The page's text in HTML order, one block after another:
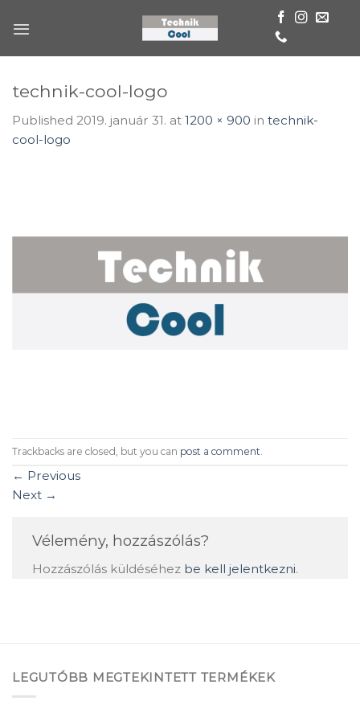
technik-cool-logo
Published 2019. január 31. at 1200 × 900 in technik-
cool-logo
Trackbacks are closed, but you can post a comment
← Previous
Next →
Vélemény, hozzászólás?
Hozzászólás küldéséhez be kell jelentkezni.
LEGUTÓBB MEGTEKINTETT TERMÉKEK